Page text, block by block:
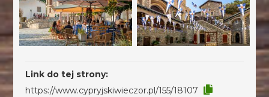
Link do tej strony:
https://www.cypryjskiwieczor.pl/155/18107